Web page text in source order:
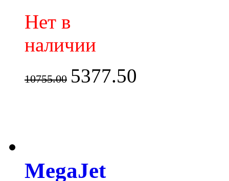
Нет в
наличии
10755.00 5377.50
MegaJet